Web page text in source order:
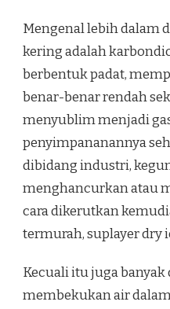
Mengenal lebih dalam
kering adalah
berbentuk padat,
benar-benar rendah
menyublim menjadi
penyimpananannya
dibidang industri,
menghancurkan atau
cara dikerutkan
termurah, suplayer dry
Kecuali itu juga
membekukan air